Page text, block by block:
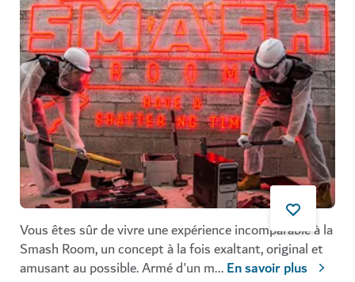
Vous êtes sûr de vivre une expérience incomparable à la
Smash Room, un concept à la fois exaltant, original et
amusant au possible. Armé d'un m...En savoir plus